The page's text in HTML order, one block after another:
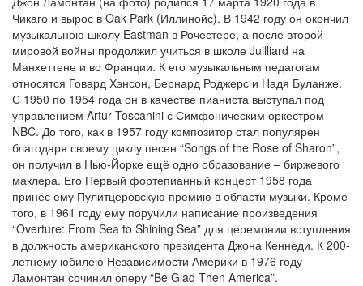
Чикаго и вырос в Oak Park (Иллинойс). В 1942 году он окончил
музыкальною школу Eastman в Рочестере, а после второй
мировой войны продолжил учиться в школе Juilliard на
Манхеттене и во Франции. К его музыкальным педагогам
относятся Говард Хэнсон, Бернард Роджерс и Надя Буланже.
С 1950 по 1954 года он в качестве пианиста выступал под
управлением Artur Toscanini с Симфоническим оркестром
NBC. До того, как в 1957 году композитор стал популярен
благодаря своему циклу песен “Songs of the Rose of Sharon”,
он получил в Нью-Йорке ещё одно образование – биржевого
маклера. Его Первый фортепианный концерт 1958 года
принёс ему Пулитцеровскую премию в области музыки. Кроме
того, в 1961 году ему поручили написание произведения
“Overture: From Sea to Shining Sea” для церемонии вступления
в должность американского президента Джона Кеннеди. К 200-
летнему юбилею Независимости Америки в 1976 году
Ламонтан сочинил оперу “Be Glad Then America”.